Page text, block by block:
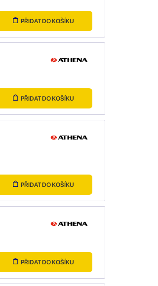
PŘIDAT DO KOŠÍKU
PŘIDAT DO KOŠÍKU
PŘIDAT DO KOŠÍKU
PŘIDAT DO KOŠÍKU